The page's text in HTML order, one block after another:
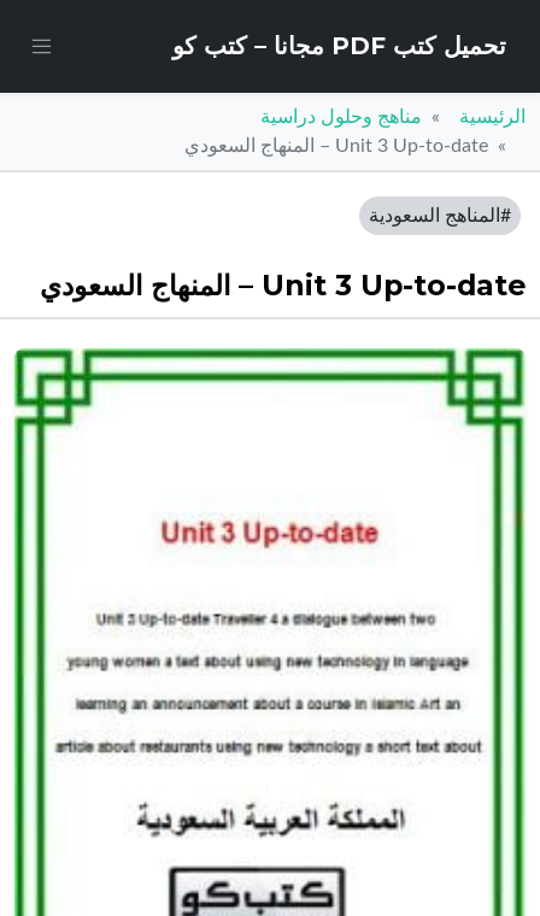
تحميل كتب PDF مجانا – كتب كو
الرئيسية
مناهج وحلول دراسية
Unit 3 Up-to-date – المنهاج السعودي
#المناهج السعودية
Unit 3 Up-to-date – المنهاج السعودي